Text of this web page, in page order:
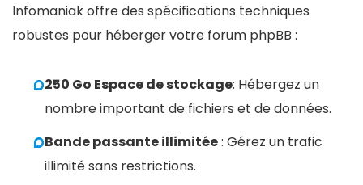
Infomaniak offre des spécifications techniques
robustes pour héberger votre forum phpBB :
250 Go Espace de stockage: Hébergez un
nombre important de fichiers et de données.
Bande passante illimitée: Gérez un trafic
illimité sans restrictions.